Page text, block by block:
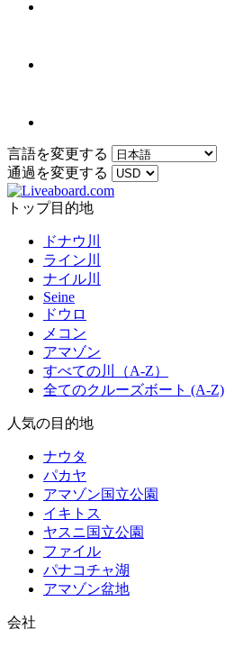
言語を変更する
通過を変更する
トップ目的地
ドナウ川
ライン川
ナイル川
Seine
ドウロ
メコン
アマゾン
すべての川（A-Z）
全てのクルーズボート (A-Z)
人気の目的地
ナウタ
パカヤ
アマゾン国立公園
イキトス
ヤスニ国立公園
ファイル
パナコチャ湖
アマゾン盆地
会社